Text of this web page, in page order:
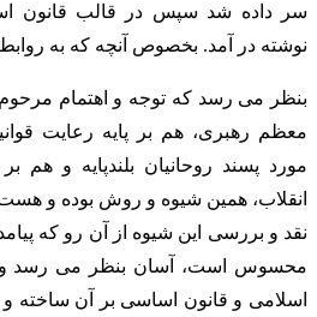
سر داده شد سپس در قالب قانون
نوشته در آمد. بخصوص آنچه که به
بنظر می رسد که توجه و اهتمام
معظم رهبری، هم بر پایه رعایت
مورد پسند روحانیان بلندپایه و هم
انقلاب، همین شیوه و روش بوده و
نقد و بررسی این شیوه از آن رو که
محسوس است، آسان بنظر می رسد و
اسلامی و قانون اساسی بر آن